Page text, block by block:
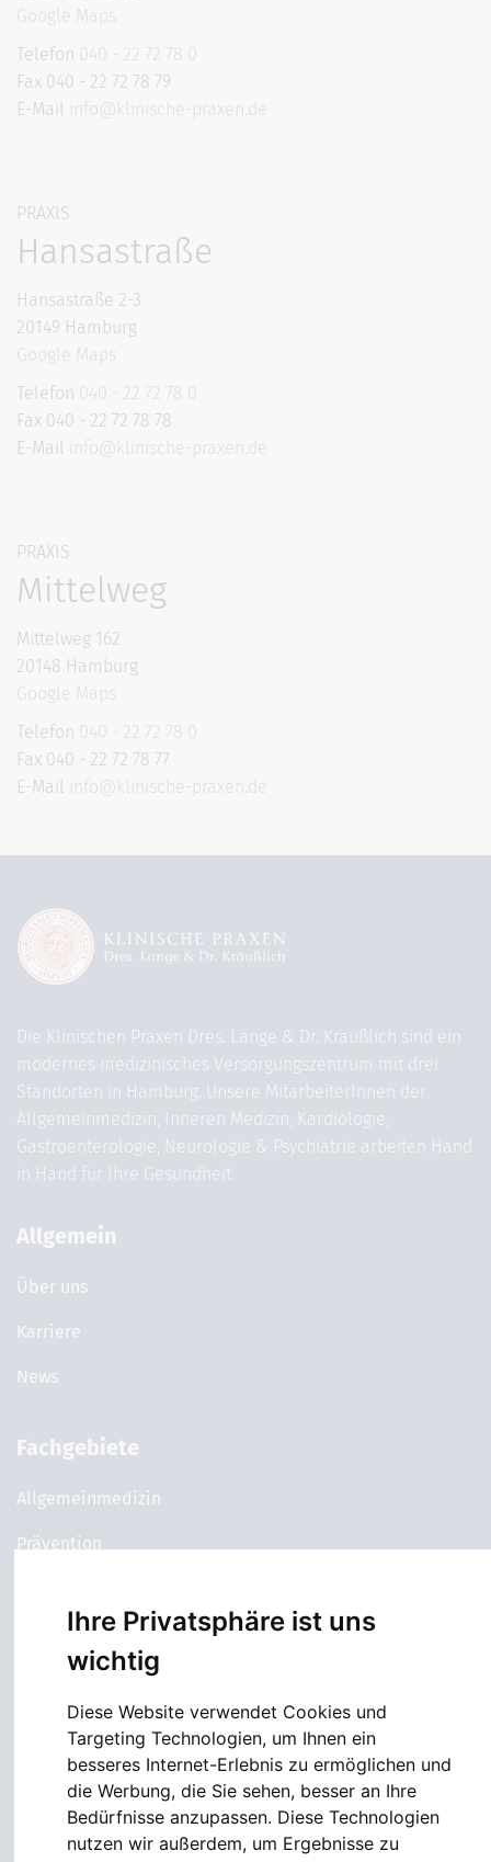
Ihre Privatsphäre ist uns
wichtig
Diese Website verwendet Cookies und
Targeting Technologien, um Ihnen ein
besseres Internet-Erlebnis zu ermöglichen und
die Werbung, die Sie sehen, besser an Ihre
Bedürfnisse anzupassen. Diese Technologien
nutzen wir außerdem, um Ergebnisse zu
Google Maps
Telefon 040 - 22 72 78 0
Fax 040 - 22 72 78 79
E-Mail info@klinische-praxen.de
PRAXIS
Hansastraße
Hansastraße 2-3
20149 Hamburg
Google Maps
Telefon 040 - 22 72 78 0
Fax 040 - 22 72 78 78
E-Mail info@klinische-praxen.de
PRAXIS
Mittelweg
Mittelweg 162
20148 Hamburg
Google Maps
Telefon 040 - 22 72 78 0
Fax 040 - 22 72 78 77
E-Mail info@klinische-praxen.de
Die Klinischen Praxen Dres. Lange & Dr. Kräußlich sind ein
modernes medizinisches Versorgungszentrum mit drei
Standorten in Hamburg. Unsere MitarbeiterInnen der
Allgemeinmedizin, Inneren Medizin, Kardiologie,
Gastroenterologie, Neurologie & Psychiatrie arbeiten Hand
in Hand für Ihre Gesundheit.
Allgemein
Über uns
Karriere
News
Fachgebiete
Allgemeinmedizin
Prävention
Gastroenterologie
Lungenheilkunde
Neurologie & Psychiatrie
Services
Terminbuchung